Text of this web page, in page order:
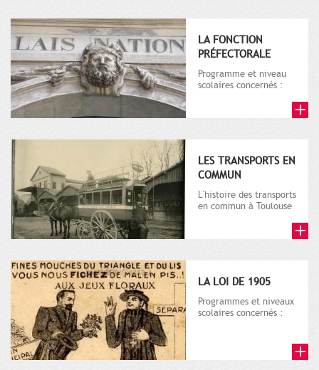
LA FONCTION
PRÉFECTORALE
Programme et niveau
scolaires concernés :
LES TRANSPORTS EN
COMMUN
L'histoire des transports
en commun à Toulouse
LA LOI DE 1905
Programmes et niveaux
scolaires concernés :